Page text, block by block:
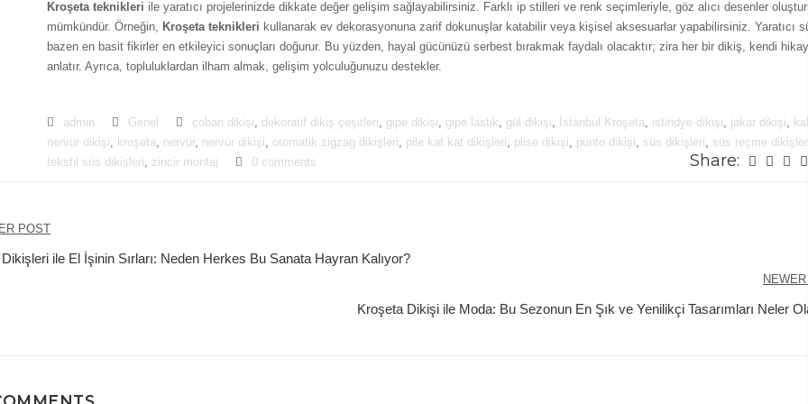
Kroşeta teknikleri ile yaratıcı projelerinizde dikkate değer gelişim sağlayabilirsiniz. Farklı ip stilleri ve renk seçimleriyle, göz alıcı desenler
mümkündür. Örneğin, Kroşeta teknikleri kullanarak ev dekorasyonuna zarif dokunuşlar katabilir veya kişisel aksesuarlar yapabilirsiniz. Yaratıcı
bazen en basit fikirler en etkileyici sonuçları doğurur. Bu yüzden, hayal gücünüzü serbest bırakmak faydalı olacaktır; zira her bir dikiş, kendi
anlatır. Ayrıca, topluluklardan ilham almak, gelişim yolculuğunuzu destekler.
admin Genel çoban dikişi, dekoratif dikiş çeşitleri, gipe dikişi, gipe lastik, gül dikişi, İstanbul Kroşeta, istiridye dikişi, jakar dikişi,
nervür dikişi, kroşeta, nervür, nervür dikişi, otomatik zigzag dikişleri, pile kat kat dikişleri, plise dikişi, punto dikişi, süs dikişleri, süs reçme
tekstil süs dikişleri, zincir montaj 0 comments Share:
POST
ile El İşinin Sırları: Neden Herkes Bu Sanata Hayran Kalıyor?
Kroşeta Dikişi ile Moda: Bu Sezonun En Şık ve Yenilikçi Tasarımları Neler